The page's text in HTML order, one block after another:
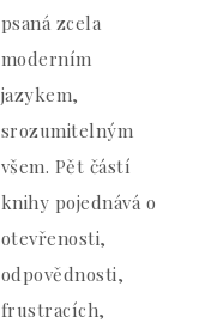
psaná zcela
moderním
jazykem,
srozumitelným
všem. Pět částí
knihy pojednává o
otevřenosti,
odpovědnosti,
frustracích,